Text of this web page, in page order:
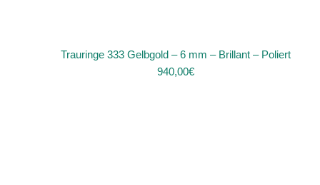
Trauringe 333 Gelbgold – 6 mm – Brillant – Poliert
940,00€